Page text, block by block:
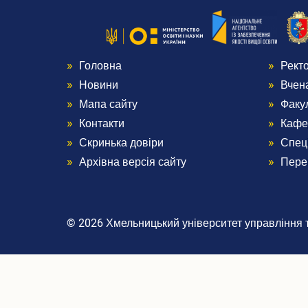
Menu
Footer
1
Головна
Новини
Мапа сайту
Контакти
Скринька довіри
Архівна версія сайту
2
© 2026 Хмельницький університет